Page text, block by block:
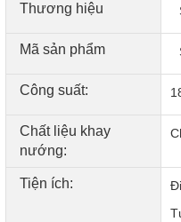
Diện tích mặt bếp lớn
SHD4612 cho phép bạn
tụ họp bạn bè.
Thương hiệu
Mã sản phẩm
Công suất:
Chất liệu khay
nướng:
Tiện ích: